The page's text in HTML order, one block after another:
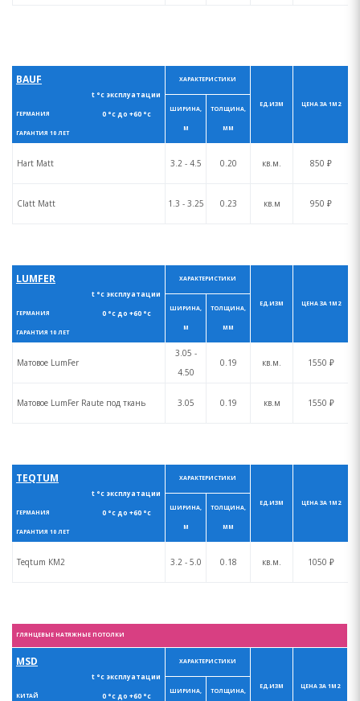
BAUF
t °с эксплуатации
0 °с до +60 °с
ГЕРМАНИЯ
ГАРАНТИЯ 10 ЛЕТ
ХАРАКТЕРИСТИКИ
ЕД.ИЗМ ЦЕНА ЗА 1М2
ШИРИНА,
М
ТОЛЩИНА,
ММ
Hart Matt 3.2 - 4.5 0.20 кв.м. 850 ₽
Clatt Matt 1.3 - 3.25 0.23 кв.м 950 ₽
LUMFER
t °с эксплуатации
0 °с до +60 °с
ГЕРМАНИЯ
ГАРАНТИЯ 10 ЛЕТ
ХАРАКТЕРИСТИКИ
ЕД.ИЗМ ЦЕНА ЗА 1М2
ШИРИНА,
М
ТОЛЩИНА,
ММ
Матовое LumFer
3.05 -
4.50
0.19 кв.м. 1550 ₽
Матовое LumFer Raute под ткань 3.05 0.19 кв.м 1550 ₽
TEQTUM
t °с эксплуатации
0 °с до +60 °с
ГЕРМАНИЯ
ГАРАНТИЯ 10 ЛЕТ
ХАРАКТЕРИСТИКИ
ЕД.ИЗМ ЦЕНА ЗА 1М2
ШИРИНА,
М
ТОЛЩИНА,
ММ
Teqtum КM2 3.2 - 5.0 0.18 кв.м. 1050 ₽
ГЛЯНЦЕВЫЕ НАТЯЖНЫЕ ПОТОЛКИ
MSD
t °с эксплуатации
0 °с до +60 °с
КИТАЙ
ХАРАКТЕРИСТИКИ
ЕД.ИЗМ ЦЕНА ЗА 1М2
ШИРИНА, ТОЛЩИНА,